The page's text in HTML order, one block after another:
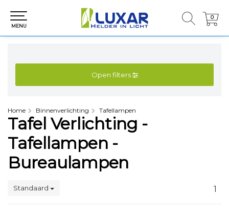
0
0
MENU
Open filters
Home Binnenverlichting Tafellampen
Tafel Verlichting -
Tafellampen -
Bureaulampen
Standaard 1